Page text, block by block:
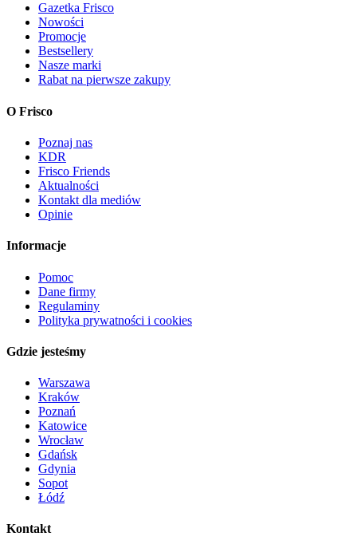
Gazetka Frisco
Nowości
Promocje
Bestsellery
Nasze marki
Rabat na pierwsze zakupy
O Frisco
Poznaj nas
KDR
Frisco Friends
Aktualności
Kontakt dla mediów
Opinie
Informacje
Pomoc
Dane firmy
Regulaminy
Polityka prywatności i cookies
Gdzie jesteśmy
Warszawa
Kraków
Poznań
Katowice
Wrocław
Gdańsk
Gdynia
Sopot
Łódź
Kontakt